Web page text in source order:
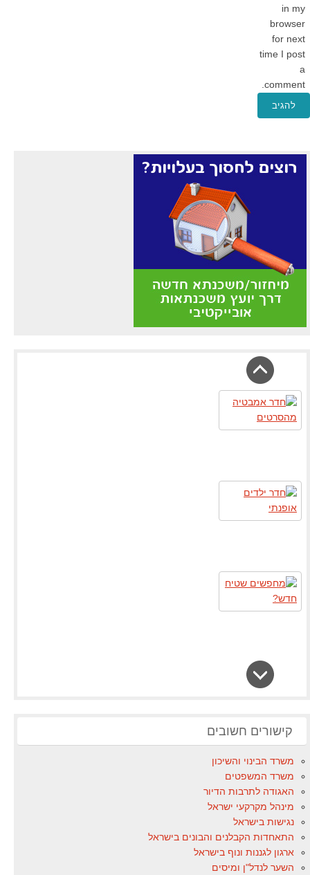
in my
browser
for next
time I post
a
comment.
קישורים חשובים
משרד הבינוי והשיכון
משרד המשפטים
האגודה לתרבות הדיור
מינהל מקרקעי ישראל
נגישות בישראל
התאחדות הקבלנים והבונים בישראל
ארגון לגננות ונוף בישראל
השער לנדל"ן ומיסים